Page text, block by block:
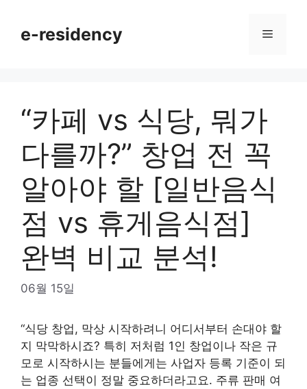
contente-residency Menu
“카페 vs 식당, 뭐가
다를까?” 창업 전 꼭
알아야 할 [일반음식
점 vs 휴게음식점]
완벽 비교 분석!
06월 15일
“식당 창업, 막상 시작하려니 어디서부터 손대야 할
지 막막하시죠? 특히 저처럼 1인 창업이나 작은 규
모로 시작하시는 분들에게는 사업자 등록 기준이 되
는 업종 선택이 정말 중요하더라고요. 주류 판매 여